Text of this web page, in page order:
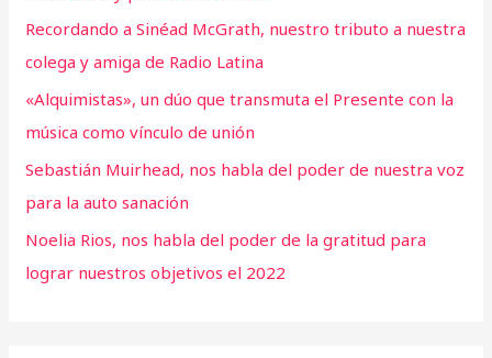
Recordando a Sinéad McGrath, nuestro tributo a nuestra
colega y amiga de Radio Latina
«Alquimistas», un dúo que transmuta el Presente con la
música como vínculo de unión
Sebastián Muirhead, nos habla del poder de nuestra voz
para la auto sanación
Noelia Rios, nos habla del poder de la gratitud para
lograr nuestros objetivos el 2022